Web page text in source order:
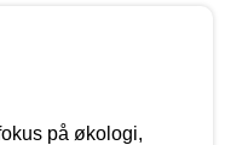
på økologi,